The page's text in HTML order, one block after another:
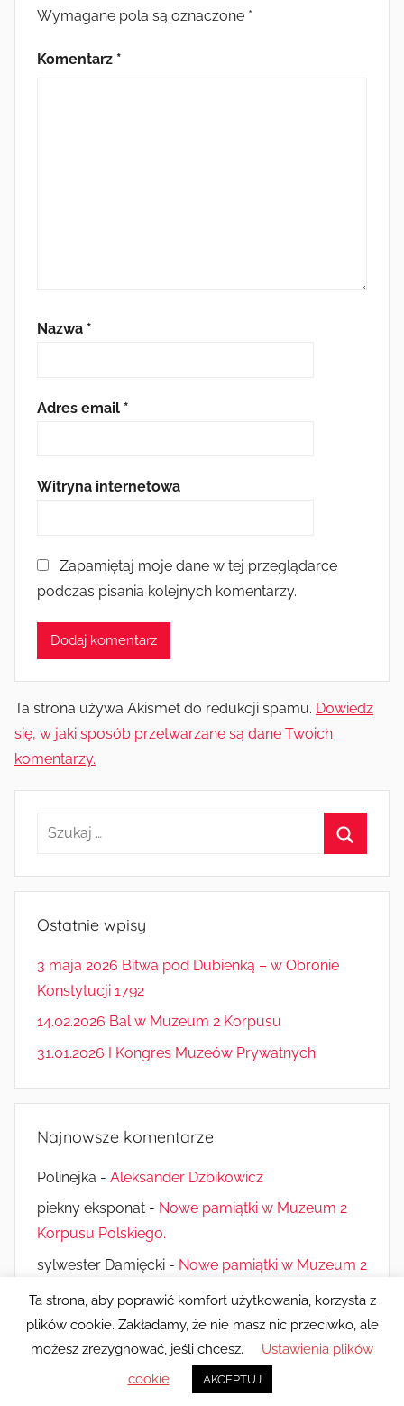
Wymagane pola są oznaczone *
Komentarz *
Nazwa *
Adres email *
Witryna internetowa
Zapamiętaj moje dane w tej przeglądarce
podczas pisania kolejnych komentarzy.
Ta strona używa Akismet do redukcji spamu. Dowiedz
się, w jaki sposób przetwarzane są dane Twoich
komentarzy.
Szukaj:
Ostatnie wpisy
3 maja 2026 Bitwa pod Dubienką – w Obronie
Konstytucji 1792
14.02.2026 Bal w Muzeum 2 Korpusu
31.01.2026 I Kongres Muzeów Prywatnych
Najnowsze komentarze
Polinejka - Aleksander Dzbikowicz
piekny eksponat - Nowe pamiątki w Muzeum 2
Korpusu Polskiego.
sylwester Damięcki - Nowe pamiątki w Muzeum 2
Motyw WordPress: Donovan autorstwa ThemeZee.
Ta strona, aby poprawić komfort użytkowania, korzysta z
plików cookie. Zakładamy, że nie masz nic przeciwko, ale
możesz zrezygnować, jeśli chcesz.
Ustawienia plików
cookie
AKCEPTUJ